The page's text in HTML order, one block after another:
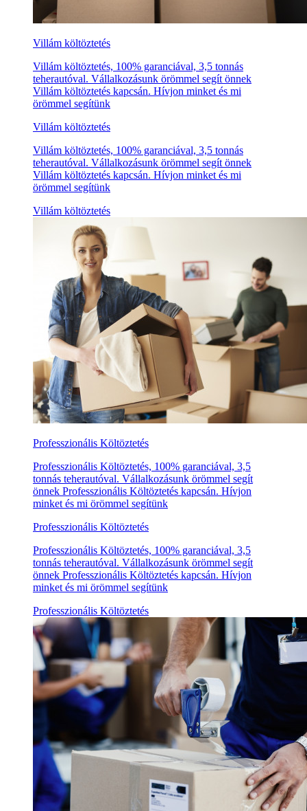
Villám költöztetés
Villám költöztetés, 100% garanciával, 3,5 tonnás
teherautóval. Vállalkozásunk örömmel segít önnek
Villám költöztetés kapcsán. Hívjon minket és mi
örömmel segítünk
Villám költöztetés
Villám költöztetés, 100% garanciával, 3,5 tonnás
teherautóval. Vállalkozásunk örömmel segít önnek
Villám költöztetés kapcsán. Hívjon minket és mi
örömmel segítünk
Villám költöztetés
Professzionális Költöztetés
Professzionális Költöztetés, 100% garanciával, 3,5
tonnás teherautóval. Vállalkozásunk örömmel segít
önnek Professzionális Költöztetés kapcsán. Hívjon
minket és mi örömmel segítünk
Professzionális Költöztetés
Professzionális Költöztetés, 100% garanciával, 3,5
tonnás teherautóval. Vállalkozásunk örömmel segít
önnek Professzionális Költöztetés kapcsán. Hívjon
minket és mi örömmel segítünk
Professzionális Költöztetés